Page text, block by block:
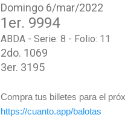
Domingo 6/mar/2022
1er. 9994
ABDA - Serie: 8 - Folio: 11
2do. 1069
3er. 3195
Compra tus billetes para el
https://cuanto.app/balotas